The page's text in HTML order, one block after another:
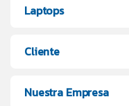
Laptops
Cliente
Nuestra Empresa